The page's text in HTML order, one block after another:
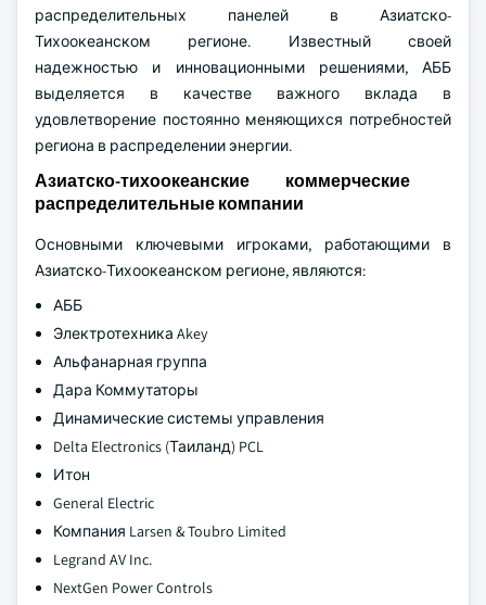
распределительных панелей в Азиатско-
Тихоокеанском регионе. Известный своей
надежностью и инновационными решениями, АББ
выделяется в качестве важного вклада в
удовлетворение постоянно меняющихся потребностей
региона в распределении энергии.
Азиатско-тихоокеанские коммерческие
распределительные компании
Основными ключевыми игроками, работающими в
Азиатско-Тихоокеанском регионе, являются:
АББ
Электротехника Akey
Альфанарная группа
Дара Коммутаторы
Динамические системы управления
Delta Electronics (Таиланд) PCL
Итон
General Electric
Компания Larsen & Toubro Limited
Legrand AV Inc.
NextGen Power Controls